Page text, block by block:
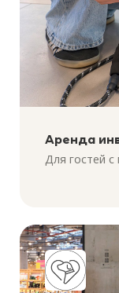
Аренда
Для гостей